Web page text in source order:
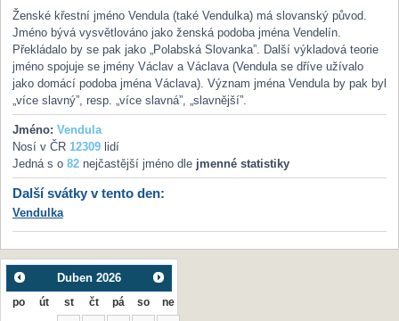
Ženské křestní jméno Vendula (také Vendulka) má slovanský původ.
Jméno bývá vysvětlováno jako ženská podoba jména Vendelín.
Překládalo by se pak jako „Polabská Slovanka”. Další výkladová teorie
jméno spojuje se jmény Václav a Václava (Vendula se dříve užívalo
jako domácí podoba jména Václava). Význam jména Vendula by pak byl
„více slavný”, resp. „více slavná”, „slavnější”.
Jméno: Vendula
Nosí v ČR 12309lidí
Jedná s o 82nejčastější jméno dle jmenné statistiky
Další svátky v tento den:
Vendulka
Duben 2026
po út st čt pá so ne